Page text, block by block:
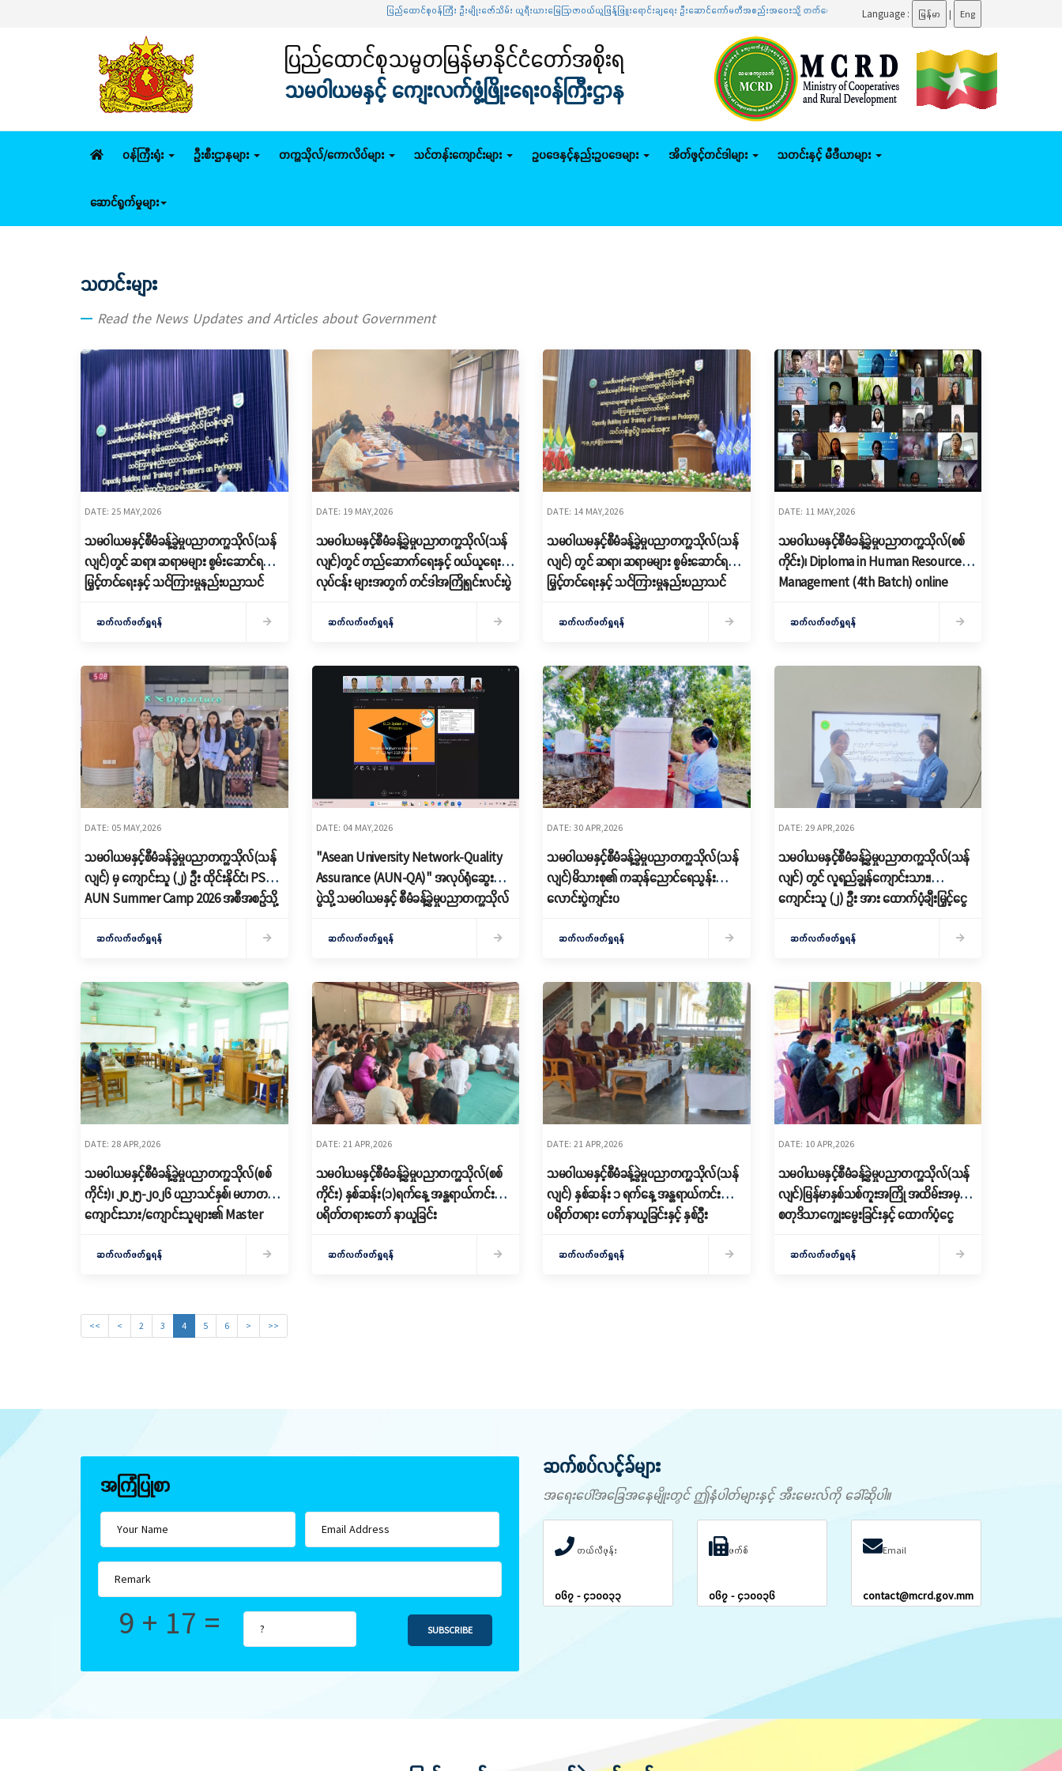
ပြည်ထောင်စုဝန်ကြီး ဦးမျိုးဇော်သိမ်း ယူရီးယားမြေဩဇာဝယ်ယူဖြန့်ဖြူးရောင်းချရေး ဦးဆောင်ကော်မတီအစည်းအဝေးသို့ တက်ရောက်.......ပြည်ထောင်စုဝန်ကြီး ဦးမျိုးဇော်သိမ်း နေပြည်တော်ကောင်စီနယ်မြ
Language : မြန်မာ | Eng
ပြည်ထောင်စုသမ္မတမြန်မာနိုင်ငံတော်အစိုးရ
သမဝါယမနှင့် ကျေးလက်ဖွံ့ဖြိုးရေးဝန်ကြီးဌာန
ဝန်ကြီးရုံး ဦးစီးဌာနများ တက္ကသိုလ်/ကောလိပ်များ သင်တန်းကျောင်းများ ဥပဒေနှင့်နည်းဥပဒေများ အိတ်ဖွင့်တင်ဒါများ သတင်းနှင့် မီဒီယာများ
ဆောင်ရွက်မှုများ
သတင်းများ
Read the News Updates and Articles about Government
DATE: 25 MAY,2026
သမဝါယမနှင့်စီမံခန့်ခွဲမှုပညာတက္ကသိုလ်(သန်
လျင်)တွင် ဆရာ၊ ဆရာမများ စွမ်းဆောင်ရည်
မြှင့်တင်ရေးနှင့် သင်ကြားမှုနည်းပညာသင်
ဆက်လက်ဖတ်ရှုရန်
DATE: 19 MAY,2026
သမဝါယမနှင့်စီမံခန့်ခွဲမှုပညာတက္ကသိုလ်(သန်
လျင်)တွင် တည်ဆောက်ရေးနှင့် ဝယ်ယူရေး
လုပ်ငန်း များအတွက် တင်ဒါအကြိုရှင်းလင်းပွဲ
ဆက်လက်ဖတ်ရှုရန်
DATE: 14 MAY,2026
သမဝါယမနှင့်စီမံခန့်ခွဲမှုပညာတက္ကသိုလ်(သန်
လျင်) တွင် ဆရာ၊ ဆရာမများ စွမ်းဆောင်ရည်
မြှင့်တင်ရေးနှင့် သင်ကြားမှုနည်းပညာသင်
ဆက်လက်ဖတ်ရှုရန်
DATE: 11 MAY,2026
သမဝါယမနှင့်စီမံခန့်ခွဲမှုပညာတက္ကသိုလ်(စစ်
ကိုင်း)၊ Diploma in Human Resource
Management (4th Batch) online
Project Paper Viva Defense စစ်ဆေး
ဆက်လက်ဖတ်ရှုရန်
DATE: 05 MAY,2026
သမဝါယမနှင့်စီမံခန်ခွဲမှုပညာတက္ကသိုလ်(သန်
လျင်) မှ ကျောင်းသူ (၂) ဦး ထိုင်းနိုင်ငံ၊ PSU-
AUN Summer Camp 2026 အစီအစဉ်သို့
ဆက်လက်ဖတ်ရှုရန်
DATE: 04 MAY,2026
"Asean University Network-Quality
Assurance (AUN-QA)" အလုပ်ရုံဆွေးနွေး
ပွဲသို့ သမဝါယမနှင့် စီမံခန့်ခွဲမှုပညာတက္ကသိုလ်
Conferencing ဖြင့် Online မှ တက်ရောက်
ဆက်လက်ဖတ်ရှုရန်
DATE: 30 APR,2026
သမဝါယမနှင့်စီမံခန့်ခွဲမှုပညာတက္ကသိုလ်(သန်
လျင်)မိသားစု၏ ကဆုန်ညောင်ရေသွန်း
လောင်းပွဲကျင်းပ
ဆက်လက်ဖတ်ရှုရန်
DATE: 29 APR,2026
သမဝါယမနှင့်စီမံခန့်ခွဲမှုပညာတက္ကသိုလ်(သန်
လျင်) တွင် လူရည်ချွန်ကျောင်းသား၊
ကျောင်းသူ (၂) ဦး အား ထောက်ပံ့ချီးမြှင့်ငွေ
ဆက်လက်ဖတ်ရှုရန်
DATE: 28 APR,2026
သမဝါယမနှင့်စီမံခန့်ခွဲမှုပညာတက္ကသိုလ်(စစ်
ကိုင်း)၊ ၂၀၂၅-၂၀၂၆ ပညာသင်နှစ်၊ မဟာတန်း
ကျောင်းသား/ကျောင်းသူများ၏ Master
ဆက်လက်ဖတ်ရှုရန်
DATE: 21 APR,2026
သမဝါယမနှင့်စီမံခန့်ခွဲမှုပညာတက္ကသိုလ်(စစ်
ကိုင်း) နှစ်ဆန်း(၁)ရက်နေ့ အန္တရာယ်ကင်း
ပရိတ်တရားတော် နာယူခြင်း
ဆက်လက်ဖတ်ရှုရန်
DATE: 21 APR,2026
သမဝါယမနှင့်စီမံခန့်ခွဲမှုပညာတက္ကသိုလ်(သန်
လျင်) နှစ်ဆန်း ၁ ရက်နေ့ အန္တရာယ်ကင်း
ပရိတ်တရား တော်နာယူခြင်းနှင့် နှစ်ဦး
ဆက်လက်ဖတ်ရှုရန်
DATE: 10 APR,2026
သမဝါယမနှင့်စီမံခန့်ခွဲမှုပညာတက္ကသိုလ်(သန်
လျင်)မြန်မာနှစ်သစ်ကူးအကြို အထိမ်းအမှတ်
စတုဒိသာကျွေးမွေးခြင်းနှင့် ထောက်ပံ့ငွေ
ဆက်လက်ဖတ်ရှုရန်
<< < 2 3 4 5 6 > >>
အကြံပြုစာ
9 + 17 = SUBSCRIBE
ဆက်စပ်လင့်ခ်များ
အရေးပေါ်အခြေအနေမျိုးတွင် ဤနံပါတ်များနှင့် အီးမေးလ်ကို ခေါ်ဆိုပါ။
တယ်လီဖုန်း
၀၆၇ - ၄၁၀၀၃၃
ဖက်စ်
၀၆၇ - ၄၁၀၀၃၆
Email
contact@mcrd.gov.mm